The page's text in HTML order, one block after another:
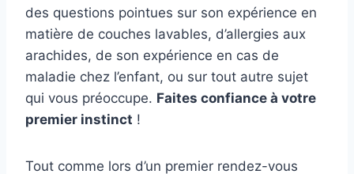
des questions pointues sur son expérience en
matière de couches lavables, d’allergies aux
arachides, de son expérience en cas de
maladie chez l’enfant, ou sur tout autre sujet
qui vous préoccupe. Faites confiance à votre
premier instinct !
Tout comme lors d’un premier rendez-vous